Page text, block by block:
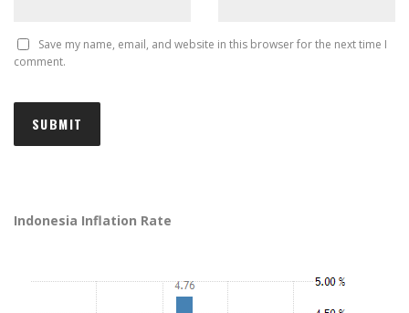
Save my name, email, and website in this browser for the next time I
comment.
Indonesia Inflation Rate